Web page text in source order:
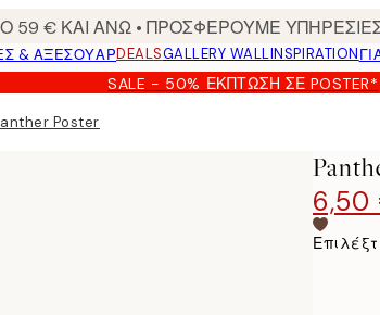
€ ΚΑΙ ΑΝΩ • ΠΡΟΣΦΕΡΟΥΜΕ
& ΑΞΕΣΟΥΆΡDEALSGALLERY WALLINSPIRATION
SALE - 50% ΈΚΠΤΩΣΗ ΣΕ POSTER*
Poster
6,50